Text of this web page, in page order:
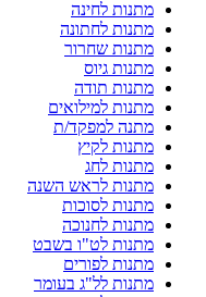
מתנות לחינה
מתנות לחתונה
מתנות שחרור
מתנות גיוס
מתנות תודה
מתנות למילואים
מתנה למפקד/ת
מתנות לקיץ
מתנות לחג
מתנות לראש השנה
מתנות לסוכות
מתנות לחנוכה
מתנות לט"ו בשבט
מתנות לפורים
מתנות לל"ג בעומר